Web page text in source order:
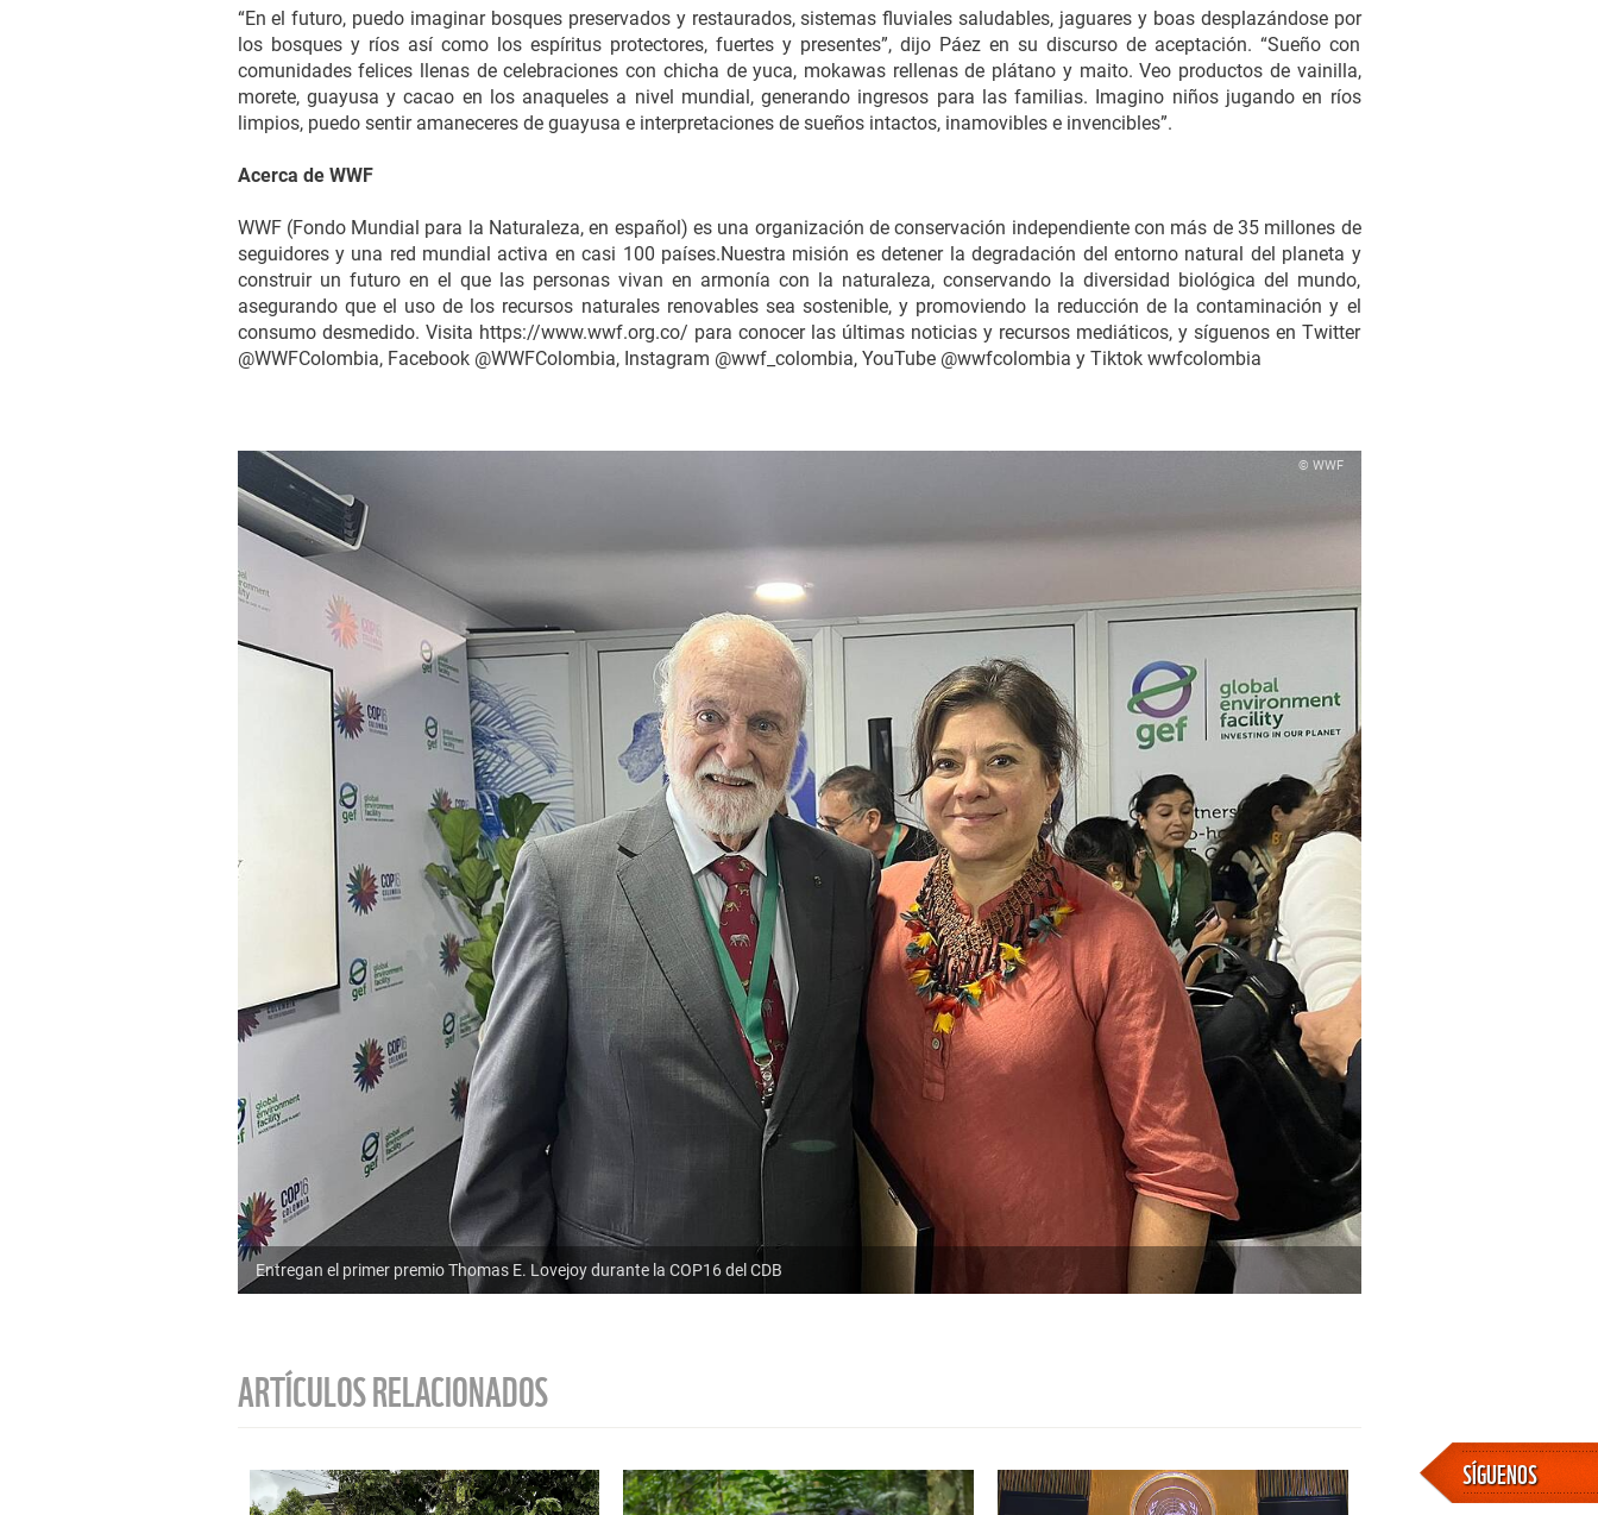
“En el futuro, puedo imaginar bosques preservados y restaurados, sistemas fluviales saludables, jaguares y boas desplazándose por
los bosques y ríos así como los espíritus protectores, fuertes y presentes”, dijo Páez en su discurso de aceptación. “Sueño con
comunidades felices llenas de celebraciones con chicha de yuca, mokawas rellenas de plátano y maito. Veo productos de vainilla,
morete, guayusa y cacao en los anaqueles a nivel mundial, generando ingresos para las familias. Imagino niños jugando en ríos
limpios, puedo sentir amaneceres de guayusa e interpretaciones de sueños intactos, inamovibles e invencibles”.
Acerca de WWF
WWF (Fondo Mundial para la Naturaleza, en español) es una organización de conservación independiente con más de 35 millones de
seguidores y una red mundial activa en casi 100 países.Nuestra misión es detener la degradación del entorno natural del planeta y
construir un futuro en el que las personas vivan en armonía con la naturaleza, conservando la diversidad biológica del mundo,
asegurando que el uso de los recursos naturales renovables sea sostenible, y promoviendo la reducción de la contaminación y el
consumo desmedido. Visita https://www.wwf.org.co/ para conocer las últimas noticias y recursos mediáticos, y síguenos en Twitter
@WWFColombia, Facebook @WWFColombia, Instagram @wwf_colombia, YouTube @wwfcolombia y Tiktok wwfcolombia
© WWF
Entregan el primer premio Thomas E. Lovejoy durante la COP16 del CDB
ARTÍCULOS RELACIONADOS
SÍGUENOS